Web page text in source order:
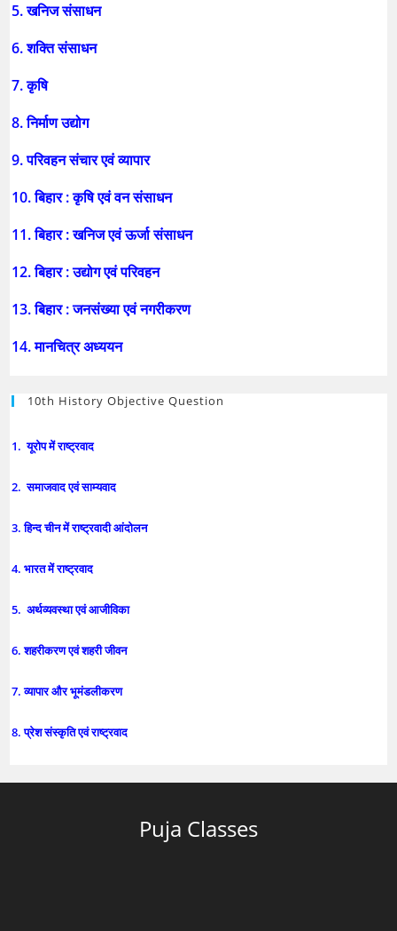
5. खनिज संसाधन
6. शक्ति संसाधन
7. कृषि
8. निर्माण उद्योग
9. परिवहन संचार एवं व्यापार
10. बिहार : कृषि एवं वन संसाधन
11. बिहार : खनिज एवं ऊर्जा संसाधन
12. बिहार : उद्योग एवं परिवहन
13. बिहार : जनसंख्या एवं नगरीकरण
14. मानचित्र अध्ययन
10th History Objective Question
1. यूरोप में राष्ट्रवाद
2. समाजवाद एवं साम्यवाद
3. हिन्द चीन में राष्ट्रवादी आंदोलन
4. भारत में राष्ट्रवाद
5. अर्थव्यवस्था एवं आजीविका
6. शहरीकरण एवं शहरी जीवन
7. व्यापार और भूमंडलीकरण
8. प्रेश संस्कृति एवं राष्ट्रवाद
Puja Classes